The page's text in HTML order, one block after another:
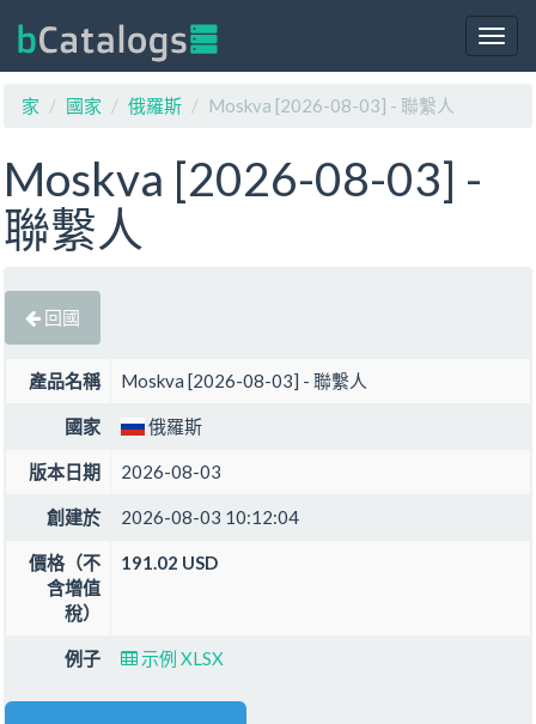
家
國家 俄羅斯 Moskva [2026-08-03] - 聯繫人
Moskva [2026-08-03] -
聯繫人
回國
產品名稱 Moskva [2026-08-03] - 聯繫人
國家 俄羅斯
版本日期 2026-08-03
創建於 2026-08-03 10:12:04
價格（不
含增值
稅）
191.02 USD
例子 示例 XLSX